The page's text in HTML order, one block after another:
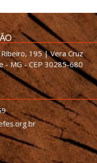
195 | Vera Cruz
- MG - CEP 30285-680